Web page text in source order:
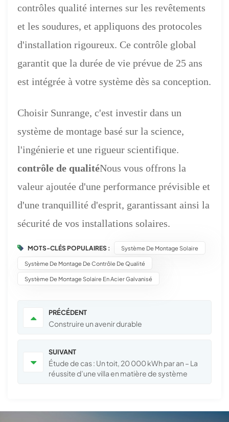
contrôles qualité internes sur les revêtements
et les soudures, et appliquons des protocoles
d'installation rigoureux. Ce contrôle global
garantit que la durée de vie prévue de 25 ans
est intégrée à votre système dès sa conception.
Choisir Sunrange, c'est investir dans un
système de montage basé sur la science,
l'ingénierie et une rigueur scientifique.
contrôle de qualitéNous vous offrons la
valeur ajoutée d'une performance prévisible et
d'une tranquillité d'esprit, garantissant ainsi la
sécurité de vos installations solaires.
MOTS-CLÉS POPULAIRES : Système De Montage Solaire
Système De Montage De Contrôle De Qualité
Système De Montage Solaire En Acier Galvanisé
PRÉCÉDENT
Construire un avenir durable
SUIVANT
Étude de cas : Un toit, 20 000 kWh par an – La
réussite d’une villa en matière de système